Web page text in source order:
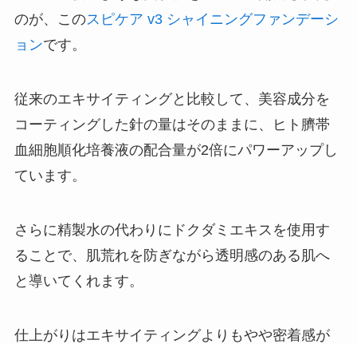
のが、このスピケア v3 シャイニングファンデーシ
ョンです。
従来のエキサイティングと比較して、美容成分を
コーティングした針の量はそのままに、ヒト臍帯
血細胞順化培養液の配合量が2倍にパワーアップし
ています。
さらに精製水の代わりにドクダミエキスを使用す
ることで、肌荒れを防ぎながら透明感のある肌へ
と導いてくれます。
仕上がりはエキサイティングよりもやや密着感が